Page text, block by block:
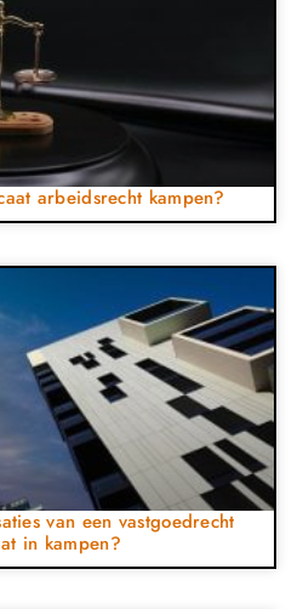
arbeidsrecht kampen?
van een vastgoedrecht
in kampen?